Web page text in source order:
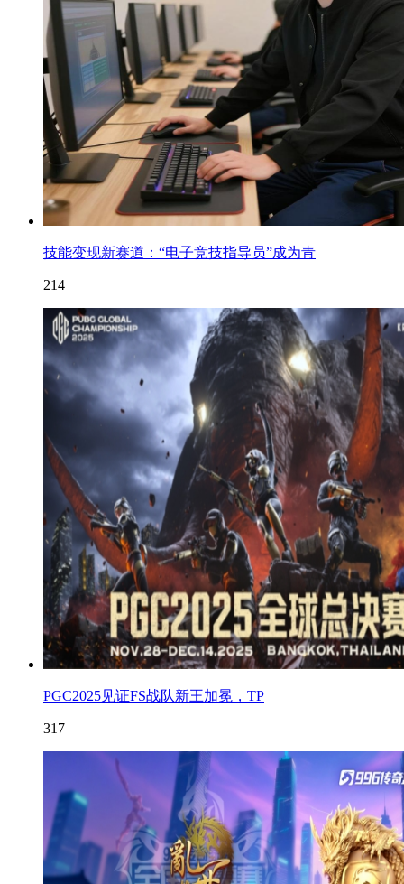
技能变现新赛道：“电子竞技指导员”成为青
214
PGC2025见证FS战队新王加冕，TP
317